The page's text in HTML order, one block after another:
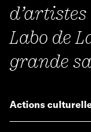
Labo de
grande
Actions